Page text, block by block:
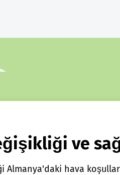
ve
Almanya'daki hava